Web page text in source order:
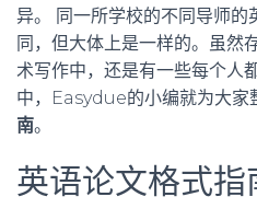
异。 同一所学校的不同导师的
同，但大体上是一样的。虽然
术写作中，还是有一些每个人
中，Easydue的小编就为大家
南。
英语论文格式指